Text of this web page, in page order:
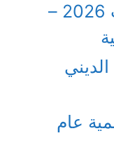
التقويم الدراسي الكويت 2026 –
عام